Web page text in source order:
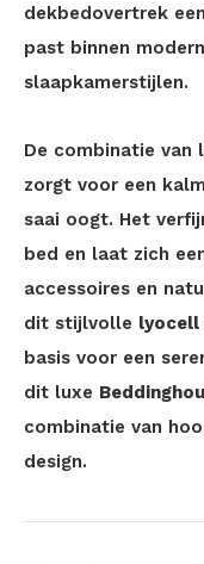
dekbedovertrek
past binnen
slaapkamerstijlen.
De combinatie
zorgt voor een
saai oogt. Het
bed en laat zich
accessoires en
dit stijlvolle lyocell
basis voor een
dit luxe
combinatie van
design.